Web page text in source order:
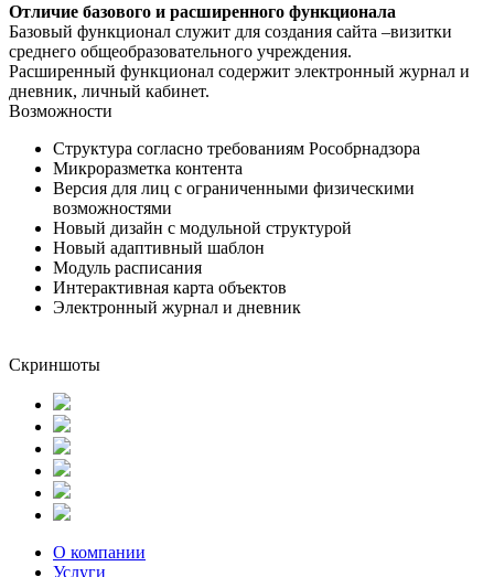
Отличие базового и расширенного функционала
Базовый функционал служит для создания сайта –визитки
среднего общеобразовательного учреждения.
Расширенный функционал содержит электронный журнал и
дневник, личный кабинет.
Возможности
Структура согласно требованиям Рособрнадзора
Микроразметка контента
Версия для лиц с ограниченными физическими
возможностями
Новый дизайн с модульной структурой
Новый адаптивный шаблон
Модуль расписания
Интерактивная карта объектов
Электронный журнал и дневник
Скриншоты
О компании
Услуги